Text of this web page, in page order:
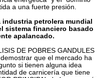
a una fuerte presión.
petrolera mundial
sistema financiero basado
apalancado.
DE POBRES GANDULES
que el mercado ha
si tienen alguna idea
de carnicería que tiene